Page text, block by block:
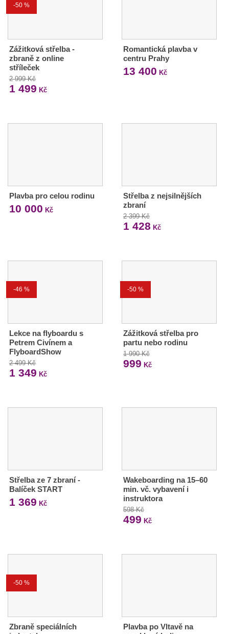
-50 %
Zážitková střelba -
zbraně z online
stříleček
2 999 Kč
1 499 Kč
Romantická plavba v
centru Prahy
13 400 Kč
Plavba pro celou rodinu
10 000 Kč
Střelba z nejsilnějších
zbraní
2 399 Kč
1 428 Kč
-46 %
Lekce na flyboardu s
Petrem Civínem a
FlyboardShow
2 499 Kč
1 349 Kč
-50 %
Zážitková střelba pro
partu nebo rodinu
1 990 Kč
999 Kč
Střelba ze 7 zbraní -
Balíček START
1 369 Kč
Wakeboarding na 15–60
min. vč. vybavení i
instruktora
598 Kč
499 Kč
-50 %
Zbraně speciálních
Plavba po Vltavě na